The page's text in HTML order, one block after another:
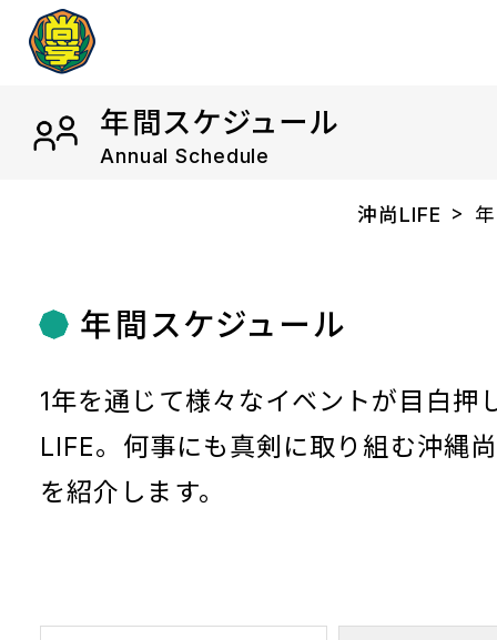
年間スケジュール
Annual Schedule
沖尚LIFE
年間スケジュール
1年を通じて様々なイベントが目白押
LIFE。何事にも真剣に取り組む沖縄
を紹介します。